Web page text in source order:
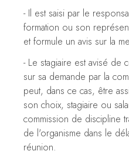
- Il est saisi par le
formation ou son
et formule un avis sur la
- Le stagiaire est avisé de
sur sa demande par la
peut, dans ce cas, être
son choix, stagiaire ou
commission de discipline
de l'organisme dans le
réunion.